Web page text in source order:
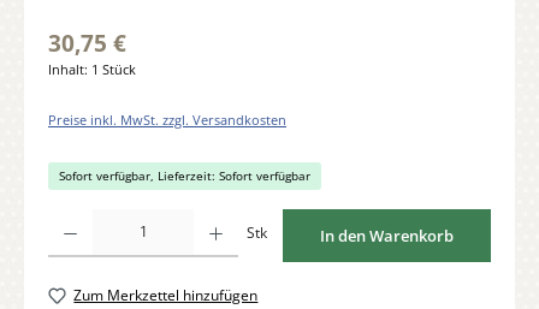
30,75 €
Inhalt: 1 Stück
Preise inkl. MwSt. zzgl. Versandkosten
Sofort verfügbar, Lieferzeit: Sofort verfügbar
Stk In den Warenkorb
Zum Merkzettel hinzufügen